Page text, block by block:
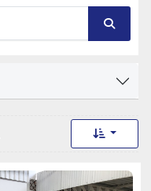
Toggle